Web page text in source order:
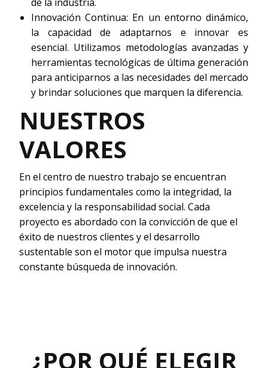
Innovación Continua: En un entorno dinámico,
la capacidad de adaptarnos e innovar es
esencial. Utilizamos metodologías avanzadas y
herramientas tecnológicas de última generación
para anticiparnos a las necesidades del mercado
y brindar soluciones que marquen la diferencia.
NUESTROS
VALORES
En el centro de nuestro trabajo se encuentran
principios fundamentales como la integridad, la
excelencia y la responsabilidad social. Cada
proyecto es abordado con la convicción de que el
éxito de nuestros clientes y el desarrollo
sustentable son el motor que impulsa nuestra
constante búsqueda de innovación.
¿POR QUÉ ELEGIR